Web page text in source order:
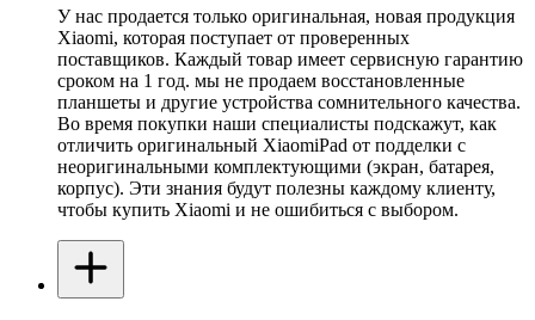
У нас продается только оригинальная, новая продукция
Xiaomi, которая поступает от проверенных
поставщиков. Каждый товар имеет сервисную гарантию
сроком на 1 год. мы не продаем восстановленные
планшеты и другие устройства сомнительного качества.
Во время покупки наши специалисты подскажут, как
отличить оригинальный XiaomiPad от подделки с
неоригинальными комплектующими (экран, батарея,
корпус). Эти знания будут полезны каждому клиенту,
чтобы купить Xiaomi и не ошибиться с выбором.